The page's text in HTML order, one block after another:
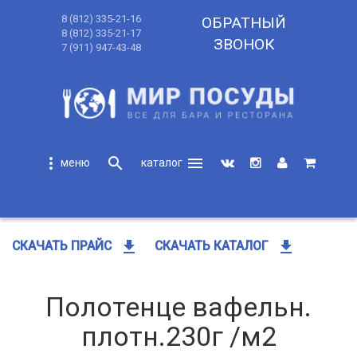
8 (812) 335-21-16
8 (812) 335-21-17
7 (911) 947-43-48
ОБРАТНЫЙ
ЗВОНОК
more_vert search
menu
СКАЧАТЬ ПРАЙС get_app СКАЧАТЬ КАТАЛОГ get_app
Полотенце вафельн.
плотн.230г /м2